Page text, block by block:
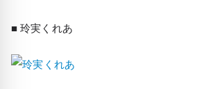
■ 玲実くれあ